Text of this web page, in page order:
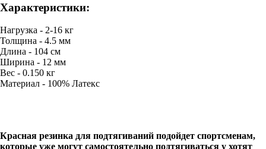
Характеристики:
Нагрузка - 2-16 кг
Толщина - 4.5 мм
Длина - 104 см
Ширина - 12 мм
Вес - 0.150 кг
Материал - 100% Латекс
Красная резинка для подтягиваний подойдет спортсменам,
которые уже могут самостоятельно подтягиваться у хотят